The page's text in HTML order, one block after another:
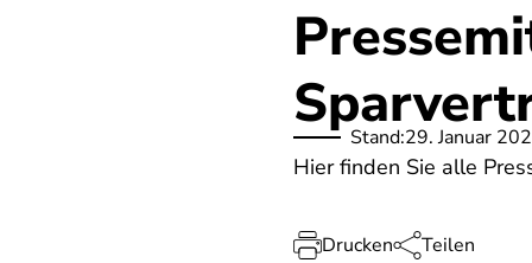
Stand:29. Januar
Hier finden Sie alle
Drucken Teilen